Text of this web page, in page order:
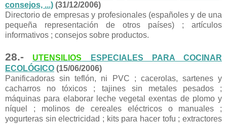
consejos, ...) (31/12/2006)
Directorio de empresas y profesionales (españoles y de una
pequeña representación de otros países) ; artículos
informativos ; consejos sobre productos.
28.- UTENSILIOS ESPECIALES PARA COCINAR
ECOLÓGICO (15/06/2006)
Panificadoras sin teflón, ni PVC ; cacerolas, sartenes y
cacharros no tóxicos ; tajines sin metales pesados ;
máquinas para elaborar leche vegetal exentas de plomo y
níquel ; molinos de cereales eléctricos o manuales ;
yogurteras sin electricidad ; kits para hacer tofu ; extractores